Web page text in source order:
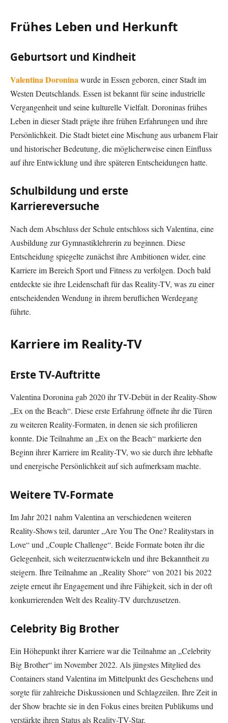
Frühes Leben und Herkunft
Geburtsort und Kindheit
Valentina Doroninawurde in Essen geboren, einer Stadt im
Westen Deutschlands. Essen ist bekannt für seine industrielle
Vergangenheit und seine kulturelle Vielfalt. Doroninas frühes
Leben in dieser Stadt prägte ihre frühen Erfahrungen und ihre
Persönlichkeit. Die Stadt bietet eine Mischung aus urbanem Flair
und historischer Bedeutung, die möglicherweise einen Einfluss
auf ihre Entwicklung und ihre späteren Entscheidungen hatte.
Schulbildung und erste
Karriereversuche
Nach dem Abschluss der Schule entschloss sich Valentina, eine
Ausbildung zur Gymnastiklehrerin zu beginnen. Diese
Entscheidung spiegelte zunächst ihre Ambitionen wider, eine
Karriere im Bereich Sport und Fitness zu verfolgen. Doch bald
entdeckte sie ihre Leidenschaft für das Reality-TV, was zu einer
entscheidenden Wendung in ihrem beruflichen Werdegang
führte.
Karriere im Reality-TV
Erste TV-Auftritte
Valentina Doronina gab 2020 ihr TV-Debüt in der Reality-Show
„Ex on the Beach“. Diese erste Erfahrung öffnete ihr die Türen
zu weiteren Reality-Formaten, in denen sie sich profilieren
konnte. Die Teilnahme an „Ex on the Beach“ markierte den
Beginn ihrer Karriere im Reality-TV, wo sie durch ihre lebhafte
und energische Persönlichkeit auf sich aufmerksam machte.
Weitere TV-Formate
Im Jahr 2021 nahm Valentina an verschiedenen weiteren
Reality-Shows teil, darunter „Are You The One? Realitystars in
Love“ und „Couple Challenge“. Beide Formate boten ihr die
Gelegenheit, sich weiterzuentwickeln und ihre Bekanntheit zu
steigern. Ihre Teilnahme an „Reality Shore“ von 2021 bis 2022
zeigte erneut ihr Engagement und ihre Fähigkeit, sich in der oft
konkurrierenden Welt des Reality-TV durchzusetzen.
Celebrity Big Brother
Ein Höhepunkt ihrer Karriere war die Teilnahme an „Celebrity
Big Brother“ im November 2022. Als jüngstes Mitglied des
Containers stand Valentina im Mittelpunkt des Geschehens und
sorgte für zahlreiche Diskussionen und Schlagzeilen. Ihre Zeit in
der Show brachte sie in den Fokus eines breiten Publikums und
verstärkte ihren Status als Reality-TV-Star.